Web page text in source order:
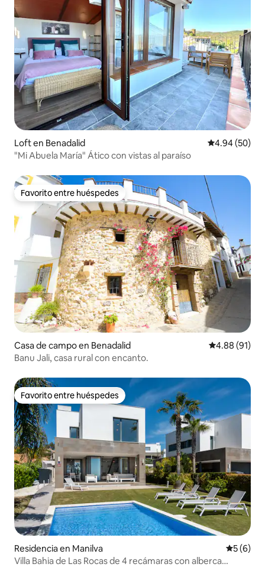
Loft en Benadalid Calificación
4.94 (50)
"Mi Abuela María" Ático con vistas al paraíso
Favorito entre huéspedes
Favorito entre huéspedes
Casa de campo en Benadalid Calificación
4.88 (91)
Banu Jali, casa rural con encanto.
Favorito entre huéspedes
Favorito entre huéspedes
Residencia en Manilva
5 (6)
Villa Bahia de Las Rocas de 4 recámaras con alberca